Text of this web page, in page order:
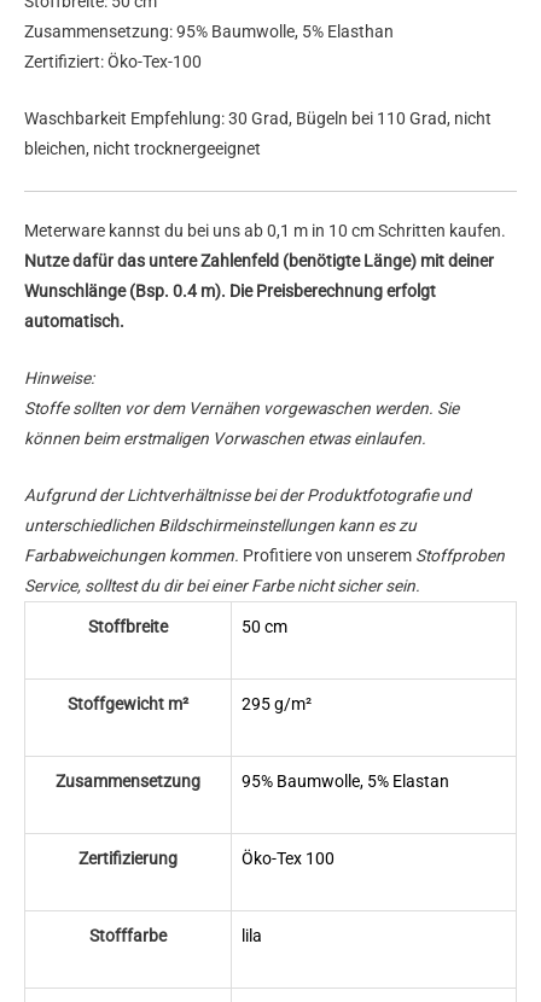
Zusammensetzung: 95% Baumwolle, 5% Elasthan
Zertifiziert: Öko-Tex-100
Waschbarkeit Empfehlung: 30 Grad, Bügeln bei 110 Grad, nicht
bleichen, nicht trocknergeeignet
Meterware kannst du bei uns ab 0,1 m in 10 cm Schritten kaufen.
Nutze dafür das untere Zahlenfeld (benötigte Länge) mit deiner
Wunschlänge (Bsp. 0.4 m). Die Preisberechnung erfolgt
automatisch.
Hinweise:
Stoffe sollten vor dem Vernähen vorgewaschen werden. Sie
können beim erstmaligen Vorwaschen etwas einlaufen.
Aufgrund der Lichtverhältnisse bei der Produktfotografie und
unterschiedlichen Bildschirmeinstellungen kann es zu
Farbabweichungen kommen. Profitiere von unserem Stoffproben
Service, solltest du dir bei einer Farbe nicht sicher sein.
Stoffbreite 50 cm
Stoffgewicht m² 295 g/m²
Zusammensetzung 95% Baumwolle, 5% Elastan
Zertifizierung Öko-Tex 100
Stofffarbe lila